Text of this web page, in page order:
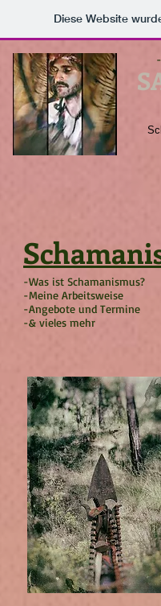
Diese Website
-Was ist Schamanismus?
-Meine Arbeitsweise
-Angebote und Termine
-& vieles mehr
-